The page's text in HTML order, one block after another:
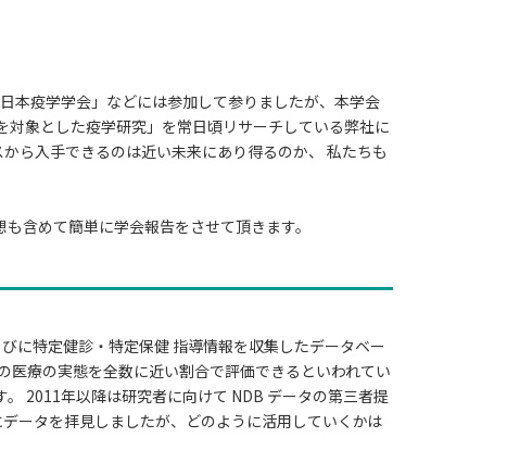
本疫学学会」などには参加して参りましたが、本学会
象とした疫学研究」を常日頃リサーチしている弊社に
ら入手できるのは近い未来にあり得るのか、 私たちも
含めて簡単に学会報告をさせて頂きます。
に特定健診・特定保健 指導情報を収集したデータベー
療の実態を全数に近い割合で評価できるといわれてい
2011年以降は研究者に向けて NDB データの第三者提
ータを拝見しましたが、どのように活用していくかは